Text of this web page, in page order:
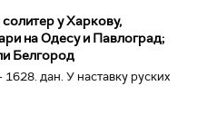
у Харкову,
на Одесу и Павлоград;
Белгород
1628. дан. У наставку руских